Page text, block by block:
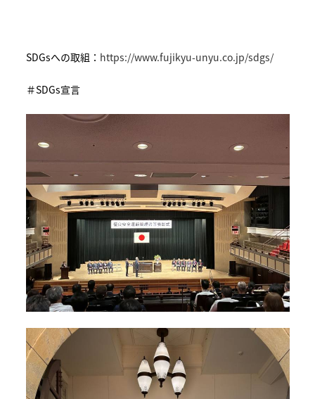
SDGsへの取組： https://www.fujikyu-unyu.co.jp/sdgs/
＃SDGs宣言